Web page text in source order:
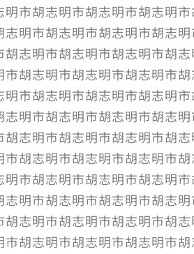
市胡志明市胡志明市胡志明
明市胡志明市胡志明市胡志
志明市胡志明市胡志明市胡
胡志明市胡志明市胡志明市
市胡志明市胡志明市胡志明
明市胡志明市胡志明市胡志
志明市胡志明市胡志明市胡
胡志明市胡志明市胡志明市
市胡志明市胡志明市胡志明
明市胡志明市胡志明市胡志
志明市胡志明市胡志明市胡
胡志明市胡志明市胡志明市